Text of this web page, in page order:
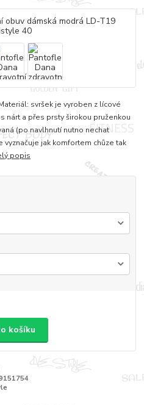
svršek je vyroben z lícové
nárt a přes prsty širokou pruženkou
(po navlhnutí nutno nechat
jak komfortem chůze tak
popis
košíku